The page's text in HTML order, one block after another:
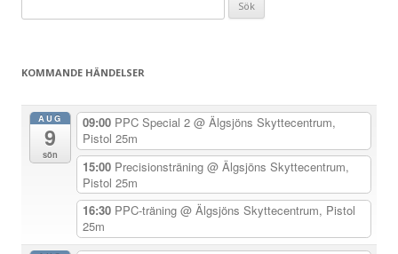
n
efter:
KOMMANDE HÄNDELSER
AUG
9
sön
09:00 PPC Special 2 @ Älgsjöns Skyttecentrum,
Pistol 25m
15:00 Precisionsträning @ Älgsjöns Skyttecentrum,
Pistol 25m
16:30 PPC-träning @ Älgsjöns Skyttecentrum, Pistol
25m